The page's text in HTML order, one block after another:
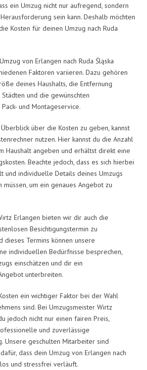
ein Umzug nicht nur aufregend, sondern
sein kann. Deshalb möchten
Kosten für deinen Umzug nach Ruda
von Erlangen nach Ruda Śląska
Faktoren variieren. Dazu gehören
deines Haushalts, die Entfernung
und die gewünschten
und Montageservice.
über die Kosten zu geben, kannst
nutzen. Hier kannst du die Anzahl
Haushalt angeben und erhältst direkt eine
Beachte jedoch, dass es sich hierbei
und individuelle Details deines Umzugs
um ein genaues Angebot zu
Erlangen bieten wir dir auch die
Besichtigungstermin zu
dieses Termins können unsere
individuellen Bedürfnisse besprechen,
einschätzen und dir ein
unterbreiten.
ein wichtiger Faktor bei der Wahl
sind. Bei Umzugsmeister Wirtz
jedoch nicht nur einen fairen Preis,
und zuverlässige
Unsere geschulten Mitarbeiter sind
dass dein Umzug von Erlangen nach
und stressfrei verläuft.